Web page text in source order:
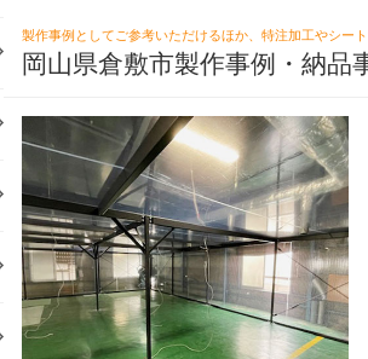
製作事例としてご参考いただけるほか、特注加工やシー
岡山県倉敷市製作事例・納品